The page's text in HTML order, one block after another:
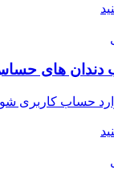
دندان های
حساب کاربری